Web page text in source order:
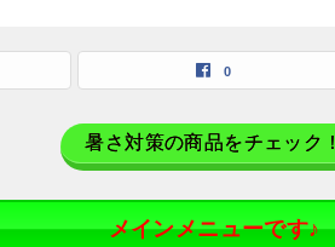
0
暑さ対策の商品をチェック！
メインメニューです♪